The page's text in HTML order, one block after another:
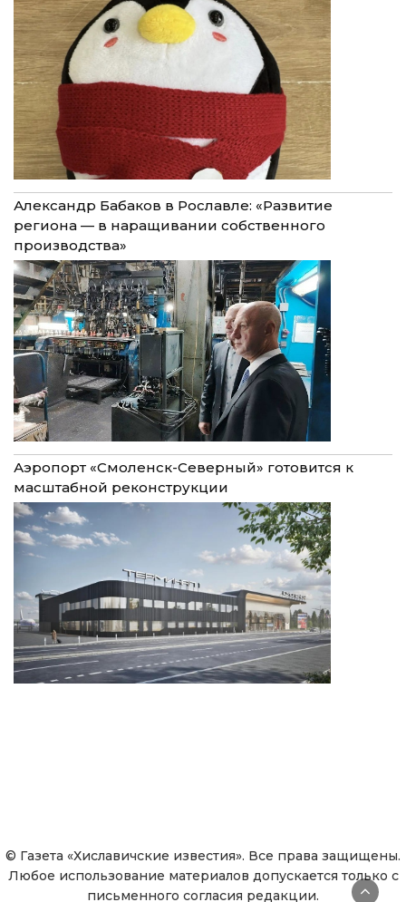
Александр Бабаков в Рославле: «Развитие
региона — в наращивании собственного
производства»
Аэропорт «Смоленск-Северный» готовится к
масштабной реконструкции
© Газета «Хиславичские известия». Все права защищены.
Любое использование материалов допускается только с
письменного согласия редакции.